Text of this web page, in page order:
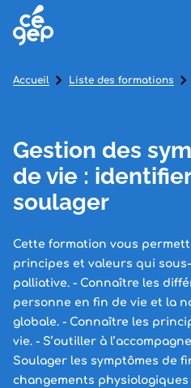
Gestion des
de vie :
soulager
Cette formation vous
principes et valeurs qui
palliative. - Connaître les
personne en fin de vie et la
globale. - Connaître les
vie. - S’outiller à
Soulager les symptômes de
changements
Accueil Liste des formations